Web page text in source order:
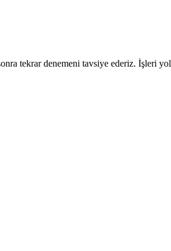
tekrar denemeni tavsiye ederiz. İşleri